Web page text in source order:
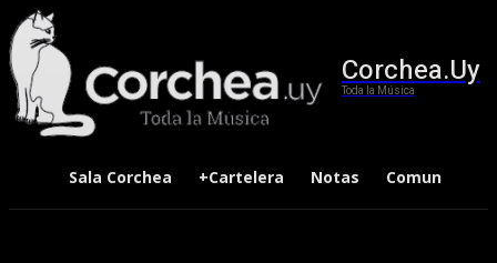
Corchea.Uy
Toda la Música
Sala Corchea +Cartelera Notas Comunidad